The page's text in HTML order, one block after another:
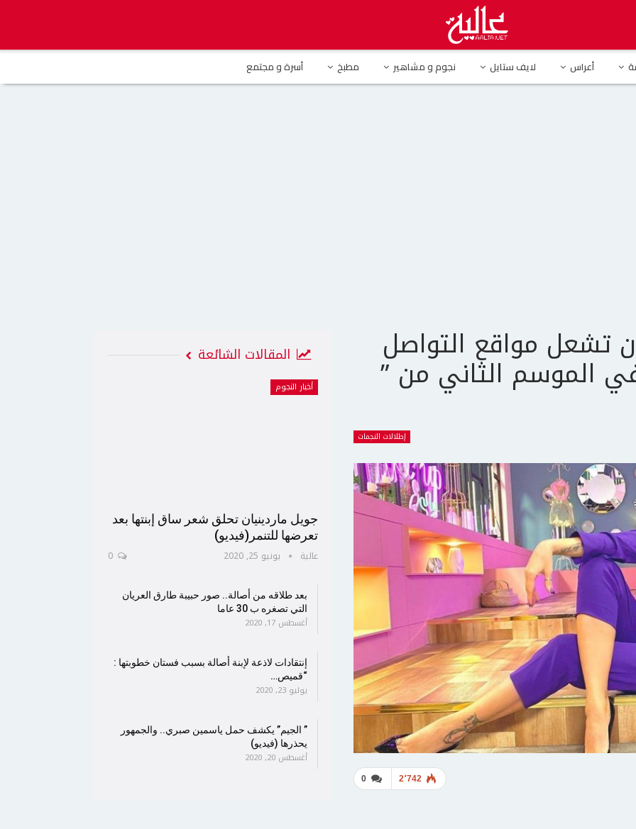
أعراس لايف ستايل نجوم و مشاهير مطبخ أسرة و مجتمع
تشعل مواقع التواصل بفستان أسود جذاب في الموسم الثاني من ” بيوتي ماتش”
تشعل مواقع التواصل
الموسم الثاني من ”
إطلالات النجمات
0 2٬742
المقالات الشائعة
أخبار النجوم
جويل ماردينيان تحلق شعر ساق إبنتها بعد
تعرضها للتنمر(فيديو)
عالية يونيو 25, 2020
بعد طلاقه من أصالة.. صور حبيبة طارق العريان
التي تصغره ب 30 عاما
أغسطس 17, 2020
إنتقادات لاذعة لإبنة أصالة بسبب فستان خطوبتها :
“قميص…
يوليو 23, 2020
” الجيم” يكشف حمل ياسمين صبري.. والجمهور
يحذرها (فيديو)
أغسطس 20, 2020